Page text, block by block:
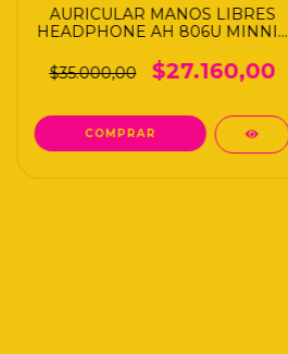
AURICULAR MANOS LIBRES
HEADPHONE AH 806U MINNIE
$35.000,00
$27.160,00